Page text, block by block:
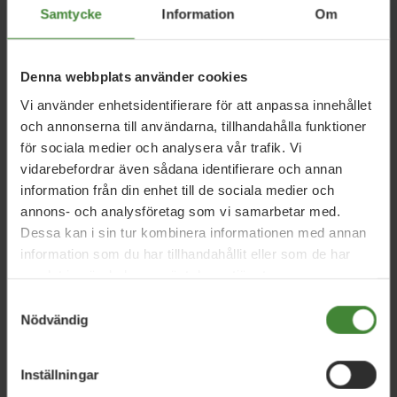
Samtycke Information Om
Denna webbplats använder cookies
Vi använder enhetsidentifierare för att anpassa innehållet
och annonserna till användarna, tillhandahålla funktioner
för sociala medier och analysera vår trafik. Vi
vidarebefordrar även sådana identifierare och annan
information från din enhet till de sociala medier och
annons- och analysföretag som vi samarbetar med.
Dessa kan i sin tur kombinera informationen med annan
information som du har tillhandahållit eller som de har
Nödvändig
Inställningar
Aktuellt i Sverige
5 augusti 2026
Miljöpartiet: Sverige måste ställa krav på
nya datacenter
Pride är över – nu fortsätter kampen för